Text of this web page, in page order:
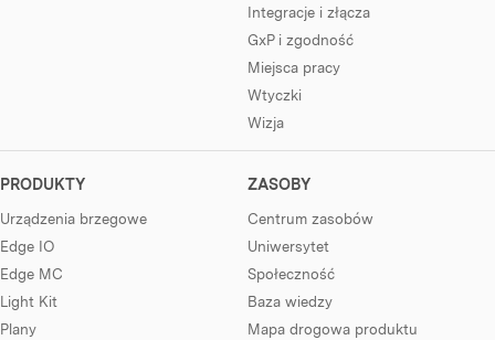
Integracje i złącza
GxP i zgodność
Miejsca pracy
Wtyczki
Wizja
PRODUKTY
Urządzenia brzegowe
Edge IO
Edge MC
Light Kit
Plany
ZASOBY
Centrum zasobów
Uniwersytet
Społeczność
Baza wiedzy
Mapa drogowa produktu